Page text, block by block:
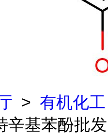
> 有机化工
辛基苯酚批发